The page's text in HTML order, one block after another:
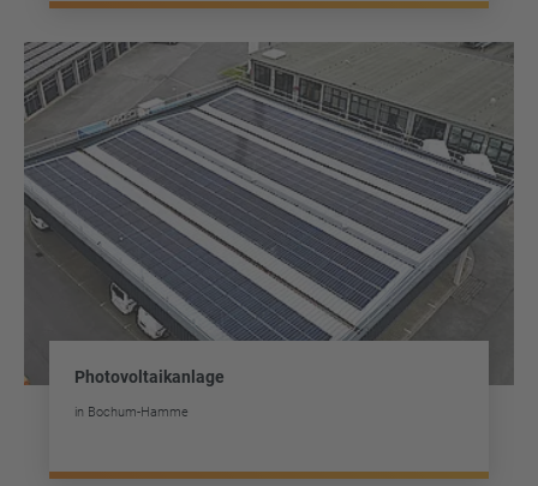
Photovoltaikanlage
in Bochum-Hamme